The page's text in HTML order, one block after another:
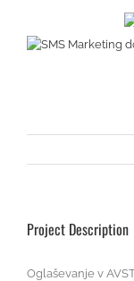
Project Description
Oglaševanje v